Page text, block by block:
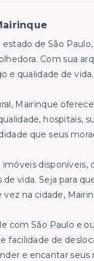
de São
Com sua
e qualidade de vida.
Mairinque
hospitais,
que seus
vida. Seja para
vez na cidade,
com São Paulo e
facilidade de
e encantar